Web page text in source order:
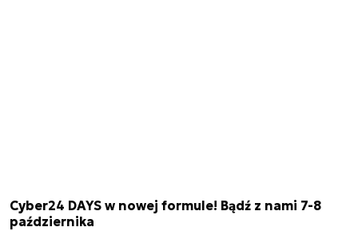
Cyber24 DAYS w nowej formule! Bądź z nami 7-8
października